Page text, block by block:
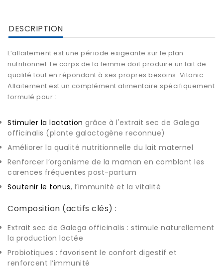
DESCRIPTION
L’allaitement est une période exigeante sur le plan
nutritionnel. Le corps de la femme doit produire un lait de
qualité tout en répondant à ses propres besoins. Vitonic
Allaitement est un complément alimentaire spécifiquement
formulé pour :
Stimuler la lactation grâce à l'extrait sec de Galega
officinalis (plante galactogène reconnue)
Améliorer la qualité nutritionnelle du lait maternel
Renforcer l’organisme de la maman en comblant les
carences fréquentes post-partum
Soutenir le tonus, l’immunité et la vitalité
Composition (actifs clés) :
Extrait sec de Galega officinalis : stimule naturellement
la production lactée
Probiotiques : favorisent le confort digestif et
renforcent l’immunité